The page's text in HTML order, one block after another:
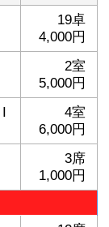
19卓
4,000円
2室
5,000円
4室
6,000円
3席
1,000円